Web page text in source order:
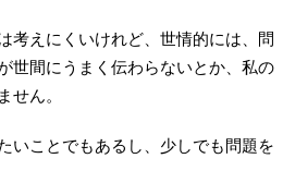
考えにくいけれど、世情的には、問
世間にうまく伝わらないとか、私の
せん。
いことでもあるし、少しでも問題を